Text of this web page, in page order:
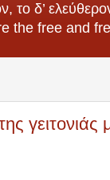
το δ’
the free and